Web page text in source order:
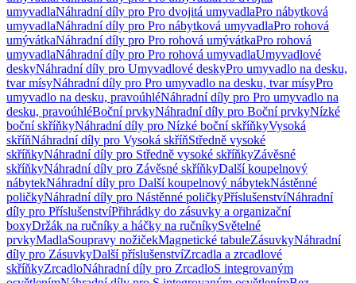
umyvadlaNáhradní díly pro Pro dvojitá umyvadlaPro nábytková
umyvadlaNáhradní díly pro Pro nábytková umyvadlaPro rohová
umývátkaNáhradní díly pro Pro rohová umývátkaPro rohová
umyvadlaNáhradní díly pro Pro rohová umyvadlaUmyvadlové
deskyNáhradní díly pro Umyvadlové deskyPro umyvadlo na desku,
tvar mísyNáhradní díly pro Pro umyvadlo na desku, tvar mísyPro
umyvadlo na desku, pravoúhléNáhradní díly pro Pro umyvadlo na
desku, pravoúhléBoční prvkyNáhradní díly pro Boční prvkyNízké
boční skříňkyNáhradní díly pro Nízké boční skříňkyVysoká
skříňNáhradní díly pro Vysoká skříňStředně vysoké
skříňkyNáhradní díly pro Středně vysoké skříňkyZávěsné
skříňkyNáhradní díly pro Závěsné skříňkyDalší koupelnový
nábytekNáhradní díly pro Další koupelnový nábytekNástěnné
poličkyNáhradní díly pro Nástěnné poličkyPříslušenstvíNáhradní
díly pro PříslušenstvíPřihrádky do zásuvky a organizační
boxyDržák na ručníky a háčky na ručníkySvětelné
prvkyMadlaSoupravy nožičekMagnetické tabuleZásuvkyNáhradní
díly pro ZásuvkyDalší příslušenstvíZrcadla a zrcadlové
skříňkyZrcadloNáhradní díly pro ZrcadloS integrovaným